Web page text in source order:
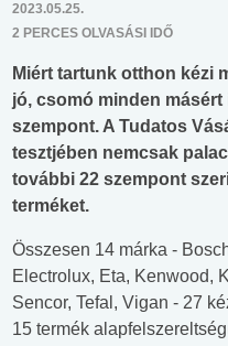
2023.05.25.
2 PERCES OLVASÁSI IDŐ
Miért tartunk otthon kézi
jó, csomó minden
szempont. A Tudatos
tesztjében nemcsak
további 22 szempont
terméket.
Összesen 14 márka -
Electrolux, Eta, Kenwood,
Sencor, Tefal, Vigan - 27
15 termék